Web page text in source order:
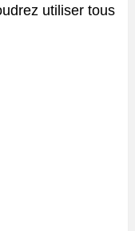
utiliser tous